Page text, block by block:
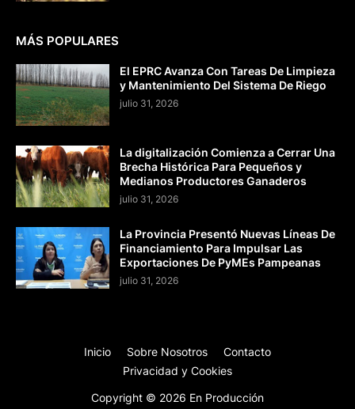
MÁS POPULARES
El EPRC Avanza Con Tareas De Limpieza
y Mantenimiento Del Sistema De Riego
julio 31, 2026
La digitalización Comienza a Cerrar Una
Brecha Histórica Para Pequeños y
Medianos Productores Ganaderos
julio 31, 2026
La Provincia Presentó Nuevas Líneas De
Financiamiento Para Impulsar Las
Exportaciones De PyMEs Pampeanas
julio 31, 2026
Copyright © 2026 En Producción
Inicio Sobre Nosotros
Contacto
Privacidad y Cookies